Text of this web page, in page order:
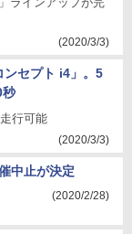
(2020/3/3)
ンセプト i4」。5
行可能
(2020/3/3)
中止が決定
(2020/2/28)